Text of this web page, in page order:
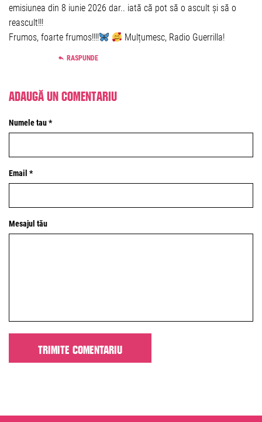
emisiunea din 8 iunie 2026 dar.. iată că pot să o ascult și să o
reascult!!!
Frumos, foarte frumos!!!!
Mulțumesc, Radio Guerrilla!
RASPUNDE
Adaugă un comentariu
Numele tau *
Email *
Mesajul tău